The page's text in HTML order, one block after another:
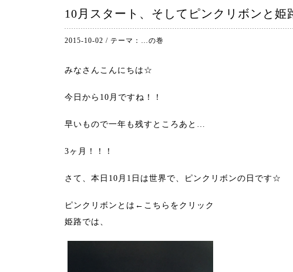
10月スタート、そしてピンクリボンと
2015-10-02 / テーマ： …の巻
みなさんこんにちは☆
今日から10月ですね！！
早いもので一年も残すところあと…
3ヶ月！！！
さて、本日10月1日は世界で、ピンクリボンの日です☆
ピンクリボンとは←こちらをクリック
姫路では、